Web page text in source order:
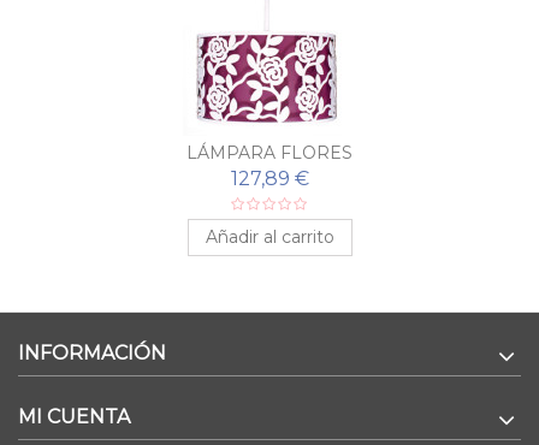
LÁMPARA FLORES
127,89 €
Añadir al carrito
INFORMACIÓN
MI CUENTA